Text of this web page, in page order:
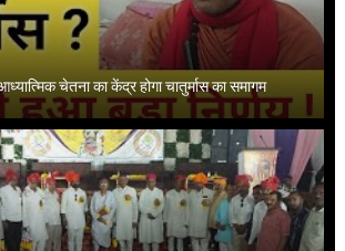
चेतना का केंद्र होगा चातुर्मास का समागम